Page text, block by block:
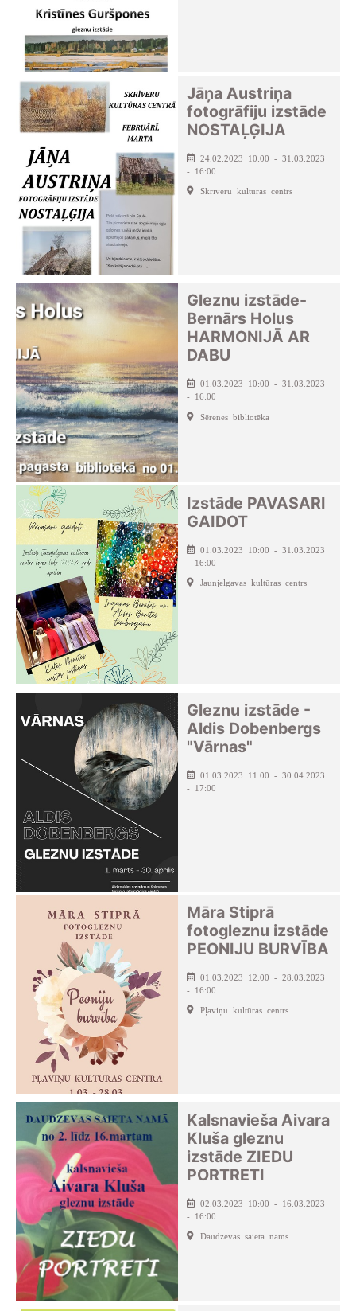
Jāņa Austriņa
fotogrāfiju izstāde
NOSTAĻĢIJA
24.02.2023 10:00 - 31.03.2023
- 16:00
Skrīveru kultūras centrs
Gleznu izstāde-
Bernārs Holus
HARMONIJĀ AR
DABU
01.03.2023 10:00 - 31.03.2023
- 16:00
Sērenes bibliotēka
Izstāde PAVASARI
GAIDOT
01.03.2023 10:00 - 31.03.2023
- 16:00
Jaunjelgavas kultūras centrs
Gleznu izstāde -
Aldis Dobenbergs
"Vārnas"
01.03.2023 11:00 - 30.04.2023
- 17:00
Māra Stiprā
fotogleznu izstāde
PEONIJU BURVĪBA
01.03.2023 12:00 - 28.03.2023
- 16:00
Pļaviņu kultūras centrs
Kalsnavieša Aivara
Kluša gleznu
izstāde ZIEDU
PORTRETI
02.03.2023 10:00 - 16.03.2023
- 16:00
Daudzevas saieta nams